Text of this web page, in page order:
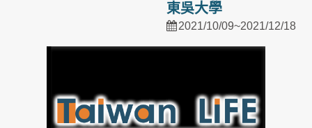
東吳大學
2021/10/09~2021/12/18